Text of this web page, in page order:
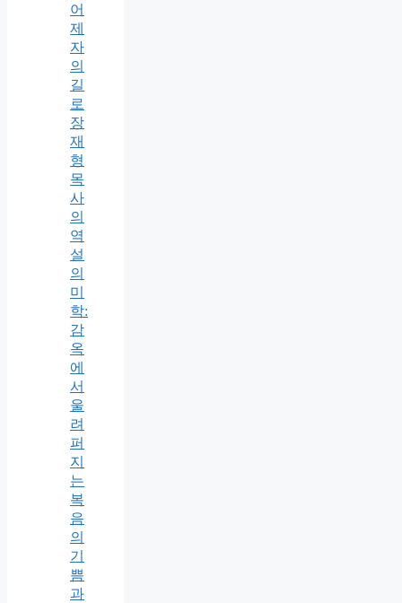
어
제
자
의
길
로
장
재
형
목
사
의
역
설
의
미
학:
감
옥
에
서
울
려
퍼
지
는
복
음
의
기
쁨
과